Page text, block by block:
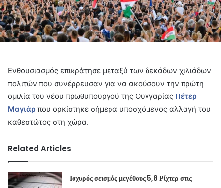
Ενθουσιασμός επικράτησε μεταξύ των δεκάδων χιλιάδων
πολιτών που συνέρρευσαν για να ακούσουν την πρώτη
ομιλία του νέου πρωθυπουργού της Ουγγαρίας Πέτερ
Μαγιάρ που ορκίστηκε σήμερα υποσχόμενος αλλαγή του
καθεστώτος στη χώρα.
Related Articles
Ισχυρός σεισμός μεγέθους 5,8 Ρίχτερ στις